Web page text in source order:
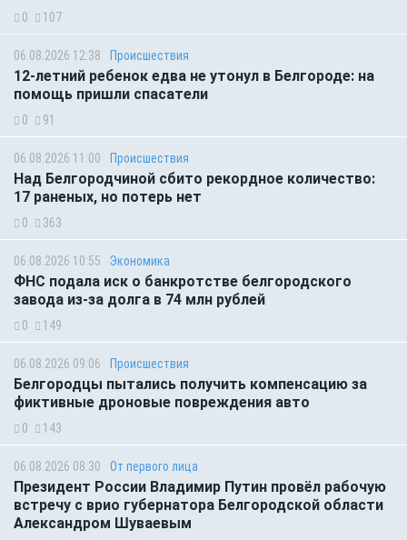
0 107
06.08.2026 12:38 Происшествия
12-летний ребенок едва не утонул в Белгороде: на
помощь пришли спасатели
0 91
06.08.2026 11:00 Происшествия
Над Белгородчиной сбито рекордное количество:
17 раненых, но потерь нет
0 363
06.08.2026 10:55 Экономика
ФНС подала иск о банкротстве белгородского
завода из-за долга в 74 млн рублей
0 149
06.08.2026 09:06 Происшествия
Белгородцы пытались получить компенсацию за
фиктивные дроновые повреждения авто
0 143
06.08.2026 08:30 От первого лица
Президент России Владимир Путин провёл рабочую
встречу с врио губернатора Белгородской области
Александром Шуваевым